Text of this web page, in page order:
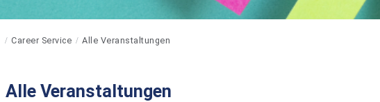
Career Service Alle Veranstaltungen
Alle Veranstaltungen